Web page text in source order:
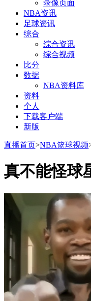
录像页面
NBA资讯
足球资讯
综合
综合资讯
综合视频
比分
数据
NBA资料库
资料
个人
下载客户端
新版
直播首页>NBA篮球视频
真不能怪球